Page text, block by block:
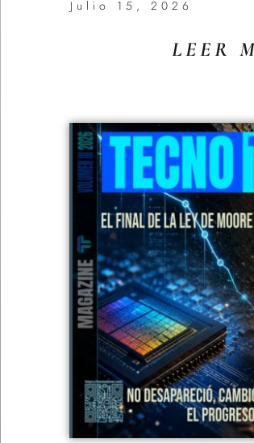
Julio 15, 2026
LEER